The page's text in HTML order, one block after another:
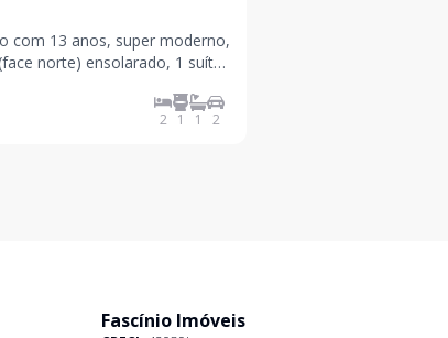
com 13 anos, super moderno,
norte) ensolarado, 1 suíte
a cozinha é integrada com
e uma varanda a
2 1 1 2
Fascínio Imóveis